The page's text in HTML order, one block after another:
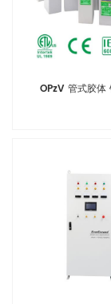
OPzV 管式胶体